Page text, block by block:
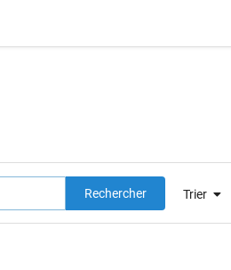
Trier
Rechercher